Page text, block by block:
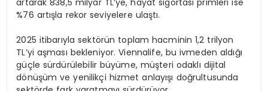
%76 artışla rekor seviyelere ulaştı.
2025 itibarıyla sektörün toplam hacminin 1,2 trilyon
TL’yi aşması bekleniyor. Viennalife, bu ivmeden aldığı
güçle sürdürülebilir büyüme, müşteri odaklı dijital
dönüşüm ve yenilikçi hizmet anlayışı doğrultusunda